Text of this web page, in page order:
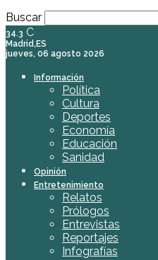
Buscar
34.3 C
Madrid,ES
jueves, 06 agosto 2026
Información
Política
Cultura
Deportes
Economía
Educación
Sanidad
Opinión
Entretenimiento
Relatos
Prólogos
Entrevistas
Reportajes
Infografías